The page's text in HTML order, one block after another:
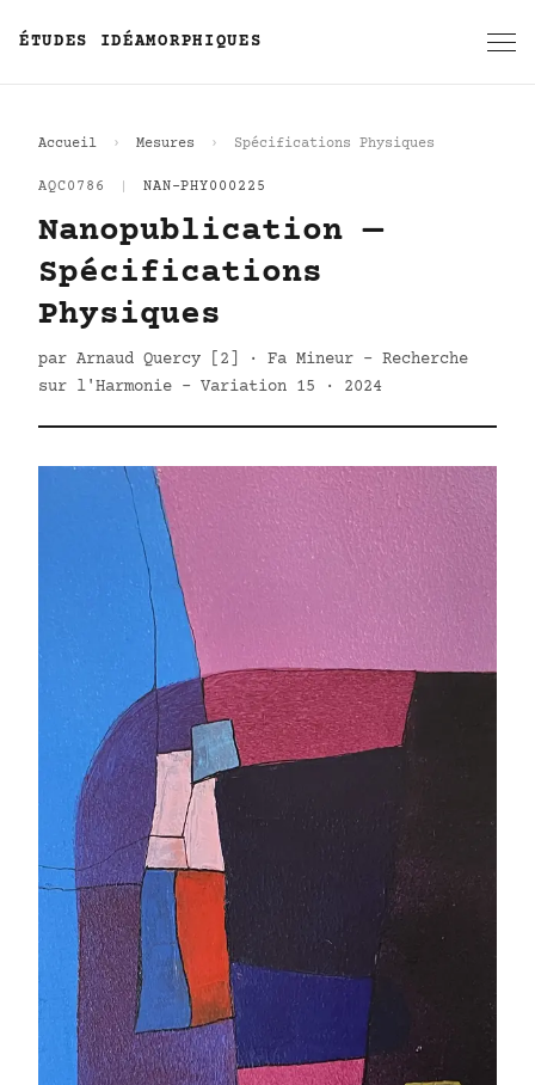
ÉTUDES IDÉAMORPHIQUES
Accueil Mesures Spécifications Physiques
AQC0786 NAN-PHY000225
Nanopublication —
Spécifications
Physiques
par Arnaud Quercy [2] · Fa Mineur - Recherche
sur l'Harmonie - Variation 15 · 2024